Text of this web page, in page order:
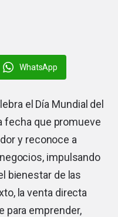
WhatsApp
el Día Mundial del
fecha que promueve
y reconoce a
impulsando
bienestar de las
la venta directa
para emprender,